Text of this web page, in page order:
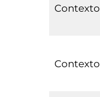
Contexto
Contexto